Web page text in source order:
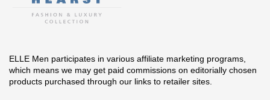
ELLE Men participates in various affiliate marketing programs,
which means we may get paid commissions on editorially chosen
products purchased through our links to retailer sites.